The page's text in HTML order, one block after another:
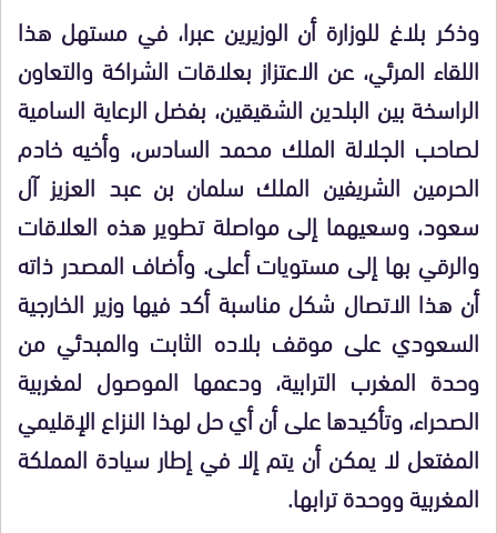
وذكر بلاغ للوزارة أن الوزيرين عبرا، في مستهل هذا
اللقاء المرئي، عن الاعتزاز بعلاقات الشراكة والتعاون
الراسخة بين البلدين الشقيقين، بفضل الرعاية السامية
لصاحب الجلالة الملك محمد السادس، وأخيه خادم
الحرمين الشريفين الملك سلمان بن عبد العزيز آل
سعود، وسعيهما إلى مواصلة تطوير هذه العلاقات
والرقي بها إلى مستويات أعلى. وأضاف المصدر ذاته
أن هذا الاتصال شكل مناسبة أكد فيها وزير الخارجية
السعودي على موقف بلاده الثابت والمبدئي من
وحدة المغرب الترابية، ودعمها الموصول لمغربية
الصحراء، وتأكيدها على أن أي حل لهذا النزاع الإقليمي
المفتعل لا يمكن أن يتم إلا في إطار سيادة المملكة
المغربية ووحدة ترابها.